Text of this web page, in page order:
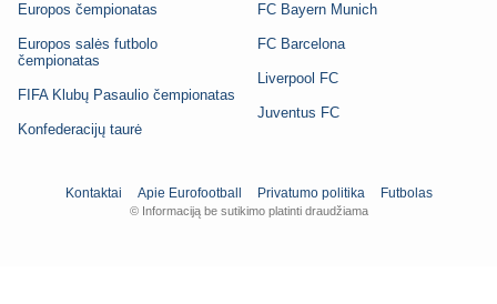
Europos čempionatas
Europos salės futbolo
čempionatas
FIFA Klubų Pasaulio čempionatas
Konfederacijų taurė
FC Bayern Munich
FC Barcelona
Liverpool FC
Juventus FC
Kontaktai Apie Eurofootball Privatumo politika Futbolas
© Informaciją be sutikimo platinti draudžiama